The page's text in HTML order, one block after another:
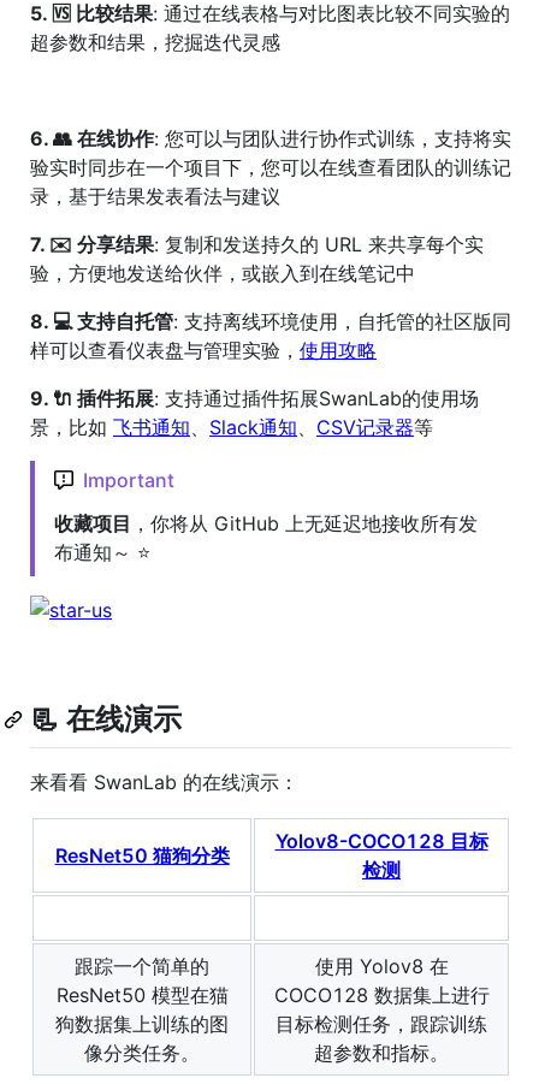
5. 🆚 比较结果: 通过在线表格与对比图表比较不同实验的
超参数和结果，挖掘迭代灵感
6. 👥 在线协作: 您可以与团队进行协作式训练，支持将实
验实时同步在一个项目下，您可以在线查看团队的训练记
录，基于结果发表看法与建议
7. ✉️ 分享结果: 复制和发送持久的 URL 来共享每个实
验，方便地发送给伙伴，或嵌入到在线笔记中
8. 💻 支持自托管: 支持离线环境使用，自托管的社区版同
样可以查看仪表盘与管理实验， 使用攻略
9. 🔌 插件拓展: 支持通过插件拓展SwanLab的使用场
景，比如 飞书通知、 Slack通知、 CSV记录器等
Important
收藏项目 ，你将从 GitHub 上无延迟地接收所有发
布通知～ ⭐️
📃 在线演示
来看看 SwanLab 的在线演示：
ResNet50 猫狗分类
Yolov8-COCO128 目标
检测
跟踪一个简单的
ResNet50 模型在猫
狗数据集上训练的图
像分类任务。
使用 Yolov8 在
COCO128 数据集上进行
目标检测任务，跟踪训练
超参数和指标。